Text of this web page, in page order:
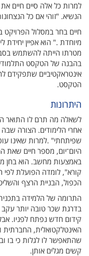
למרות כל אלה סיים חיים
הנשיא. "זוהי אם כל
חיים בחר במסלול הפרויקט
מיוחדת ." הוא אפיין
מטרתו הייתה להשתמש
בהבנה של הטקסט התלמודי.
אינטראקטיביים שתפקידם
הטקסט.
היתרונות
לשאלה מה תרם לו התואר
אחרי הלימודים. הצורה שבה
שפיתחתי" .למרות שאינו
היום־יום, מספר חיים שאת
באמצעות מחשב. הוא בחן
קורא", לומדה הפועלת לפי
הכפול, הבניית הרצף
התרומה של הלמידה
בדרגת שכר טובה יותר
קידום חדש נפתח לפניו.
האינטלקטואלית,
שהתאפשר לו לגלות כי בו
קשים מגלים אותן.